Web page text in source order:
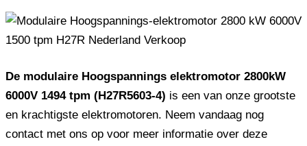
De modulaire Hoogspannings elektromotor 2800kW
6000V 1494 tpm (H27R5603-4) is een van onze grootste
en krachtigste elektromotoren. Neem vandaag nog
contact met ons op voor meer informatie over deze